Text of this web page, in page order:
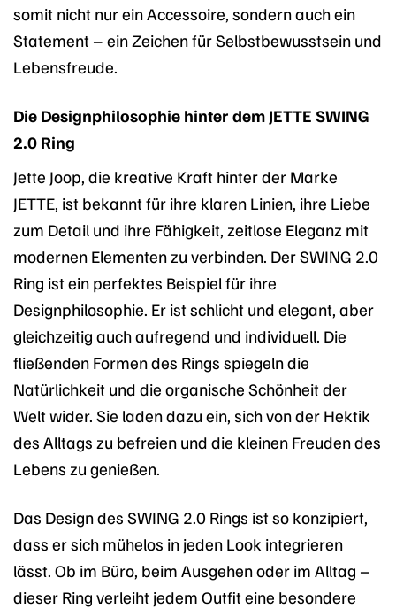
somit nicht nur ein Accessoire, sondern auch ein
Statement – ein Zeichen für Selbstbewusstsein und
Lebensfreude.
Die Designphilosophie hinter dem JETTE SWING
2.0 Ring
Jette Joop, die kreative Kraft hinter der Marke
JETTE, ist bekannt für ihre klaren Linien, ihre Liebe
zum Detail und ihre Fähigkeit, zeitlose Eleganz mit
modernen Elementen zu verbinden. Der SWING 2.0
Ring ist ein perfektes Beispiel für ihre
Designphilosophie. Er ist schlicht und elegant, aber
gleichzeitig auch aufregend und individuell. Die
fließenden Formen des Rings spiegeln die
Natürlichkeit und die organische Schönheit der
Welt wider. Sie laden dazu ein, sich von der Hektik
des Alltags zu befreien und die kleinen Freuden des
Lebens zu genießen.
Das Design des SWING 2.0 Rings ist so konzipiert,
dass er sich mühelos in jeden Look integrieren
lässt. Ob im Büro, beim Ausgehen oder im Alltag –
dieser Ring verleiht jedem Outfit eine besondere